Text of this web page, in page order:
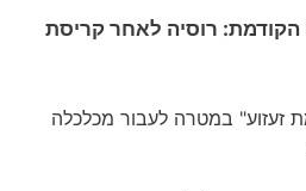
המאה הקודמת: רוסיה לאחר קריסת
זעזוע" במטרה לעבור מכלכלה